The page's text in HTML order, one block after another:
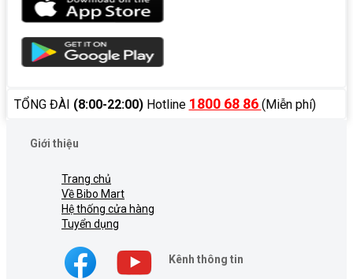
TỔNG ĐÀI (8:00-22:00)Hotline 1800 68 86 (Miễn phí)
Giới thiệu
Trang chủ
Về Bibo Mart
Hệ thống cửa hàng
Tuyển dụng
Kênh thông tin